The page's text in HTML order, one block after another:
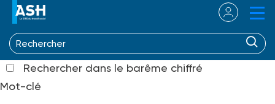
Résultat de la recherche
Rechercher dans GAS
Rechercher dans le barême chiffré
Mot-clé